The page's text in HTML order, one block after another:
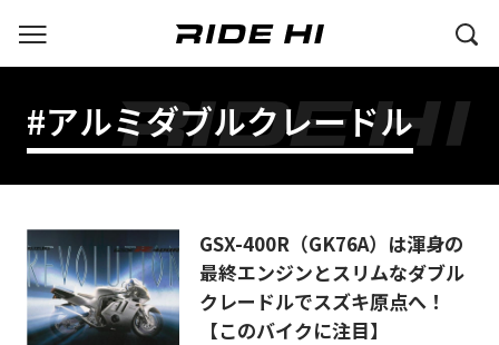
#アルミダブルクレードル
GSX-400R（GK76A）は渾身の
最終エンジンとスリムなダブル
クレードルでスズキ原点へ！
【このバイクに注目】